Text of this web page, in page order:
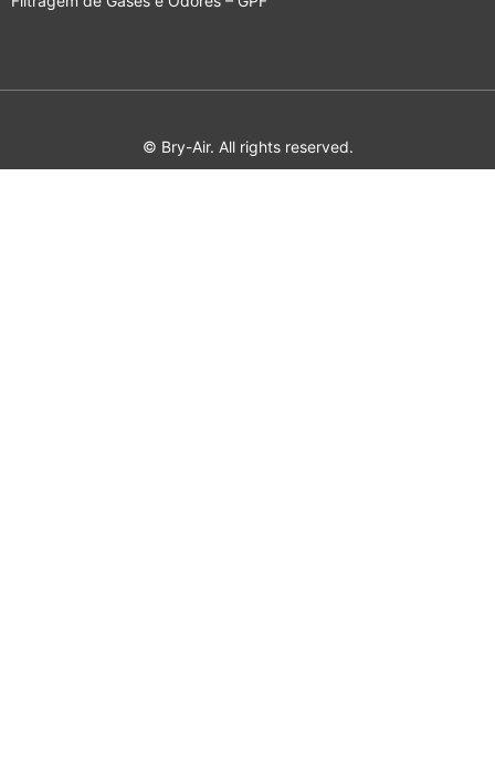
© Bry-Air. All rights reserved.